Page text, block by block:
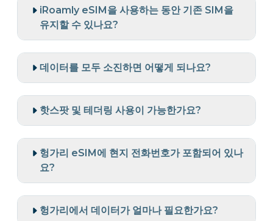
iRoamly eSIM을 사용하는 동안 기존 SIM을
유지할 수 있나요?
데이터를 모두 소진하면 어떻게 되나요?
핫스팟 및 테더링 사용이 가능한가요?
헝가리 eSIM에 현지 전화번호가 포함되어 있나
요?
헝가리에서 데이터가 얼마나 필요한가요?